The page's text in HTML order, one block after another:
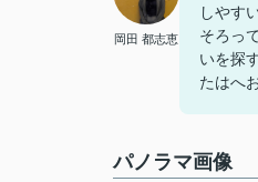
岡田 都志恵
しやす
そろっ
いを探
たはへ
パノラマ画像